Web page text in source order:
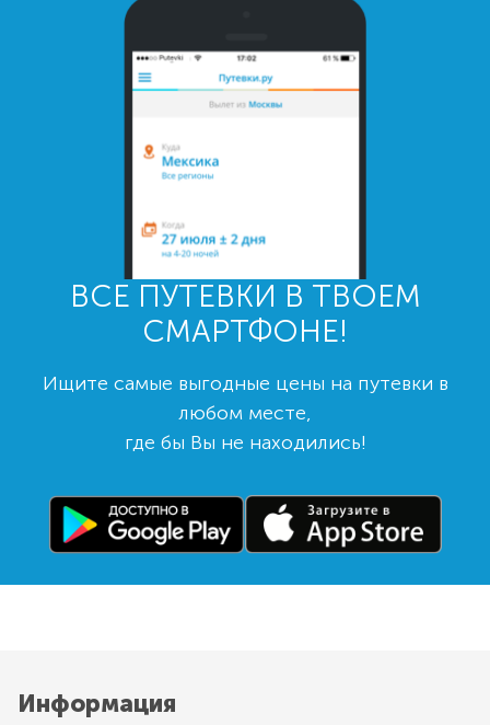
ВСЕ ПУТЕВКИ В ТВОЕМ
СМАРТФОНЕ!
Ищите самые выгодные цены на путевки в
любом месте,
где бы Вы не находились!
Информация